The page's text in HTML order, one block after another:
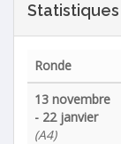
Statistiques
Ronde
13 novembre
- 22 janvier
(A4)